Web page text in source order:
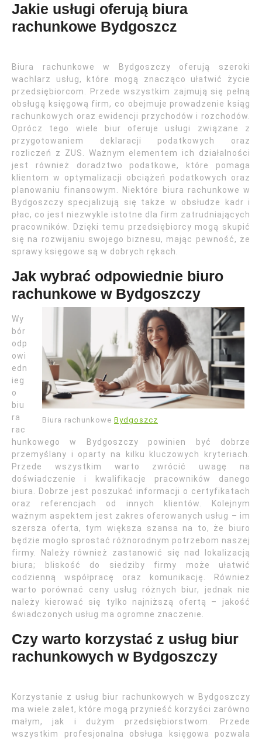
Jakie usługi oferują biura
rachunkowe Bydgoszcz
Biura rachunkowe w Bydgoszczy oferują szeroki
wachlarz usług, które mogą znacząco ułatwić życie
przedsiębiorcom. Przede wszystkim zajmują się pełną
obsługą księgową firm, co obejmuje prowadzenie ksiąg
rachunkowych oraz ewidencji przychodów i rozchodów.
Oprócz tego wiele biur oferuje usługi związane z
przygotowaniem deklaracji podatkowych oraz
rozliczeń z ZUS. Ważnym elementem ich działalności
jest również doradztwo podatkowe, które pomaga
klientom w optymalizacji obciążeń podatkowych oraz
planowaniu finansowym. Niektóre biura rachunkowe w
Bydgoszczy specjalizują się także w obsłudze kadr i
płac, co jest niezwykle istotne dla firm zatrudniających
pracowników. Dzięki temu przedsiębiorcy mogą skupić
się na rozwijaniu swojego biznesu, mając pewność, że
sprawy księgowe są w dobrych rękach.
Jak wybrać odpowiednie biuro
rachunkowe w Bydgoszczy
Biura rachunkowe Bydgoszcz
Wy
bór
odp
owi
edn
ieg
o
biu
ra
rac
hunkowego w Bydgoszczy powinien być dobrze
przemyślany i oparty na kilku kluczowych kryteriach.
Przede wszystkim warto zwrócić uwagę na
doświadczenie i kwalifikacje pracowników danego
biura. Dobrze jest poszukać informacji o certyfikatach
oraz referencjach od innych klientów. Kolejnym
ważnym aspektem jest zakres oferowanych usług – im
szersza oferta, tym większa szansa na to, że biuro
będzie mogło sprostać różnorodnym potrzebom naszej
firmy. Należy również zastanowić się nad lokalizacją
biura; bliskość do siedziby firmy może ułatwić
codzienną współpracę oraz komunikację. Również
warto porównać ceny usług różnych biur, jednak nie
należy kierować się tylko najniższą ofertą – jakość
świadczonych usług ma ogromne znaczenie.
Czy warto korzystać z usług biur
rachunkowych w Bydgoszczy
Korzystanie z usług biur rachunkowych w Bydgoszczy
ma wiele zalet, które mogą przynieść korzyści zarówno
małym, jak i dużym przedsiębiorstwom. Przede
wszystkim profesjonalna obsługa księgowa pozwala